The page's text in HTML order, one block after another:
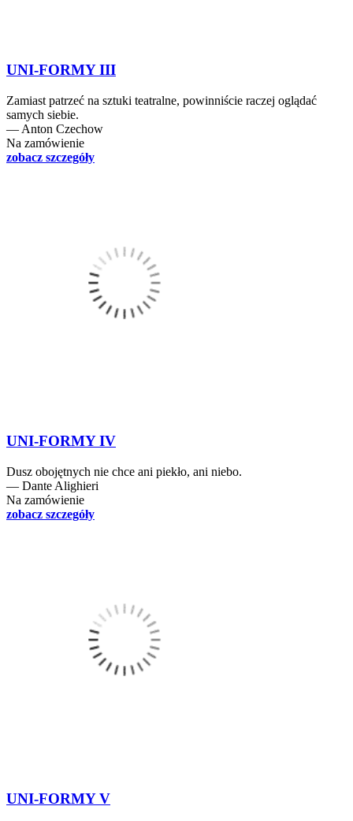
UNI-FORMY III
Zamiast patrzeć na sztuki teatralne, powinniście raczej oglądać
samych siebie.
― Anton Czechow
Na zamówienie
zobacz szczegóły
UNI-FORMY IV
Dusz obojętnych nie chce ani piekło, ani niebo.
― Dante Alighieri
Na zamówienie
zobacz szczegóły
UNI-FORMY V